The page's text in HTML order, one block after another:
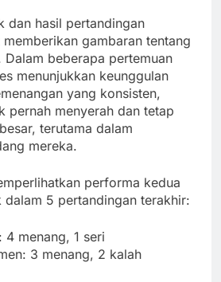
dan hasil pertandingan
gambaran tentang
Dalam beberapa pertemuan
menunjukkan keunggulan
yang konsisten,
pernah menyerah dan tetap
terutama dalam
mereka.
performa kedua
dalam 5 pertandingan terakhir:
4 menang, 1 seri
3 menang, 2 kalah